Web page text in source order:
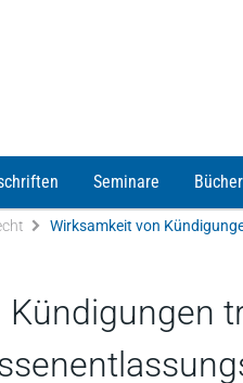
Seminare Bücher
Kündigungen